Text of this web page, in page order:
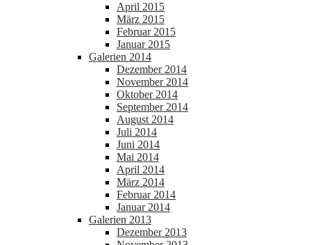
April 2015
März 2015
Februar 2015
Januar 2015
Galerien 2014
Dezember 2014
November 2014
Oktober 2014
September 2014
August 2014
Juli 2014
Juni 2014
Mai 2014
April 2014
März 2014
Februar 2014
Januar 2014
Galerien 2013
Dezember 2013